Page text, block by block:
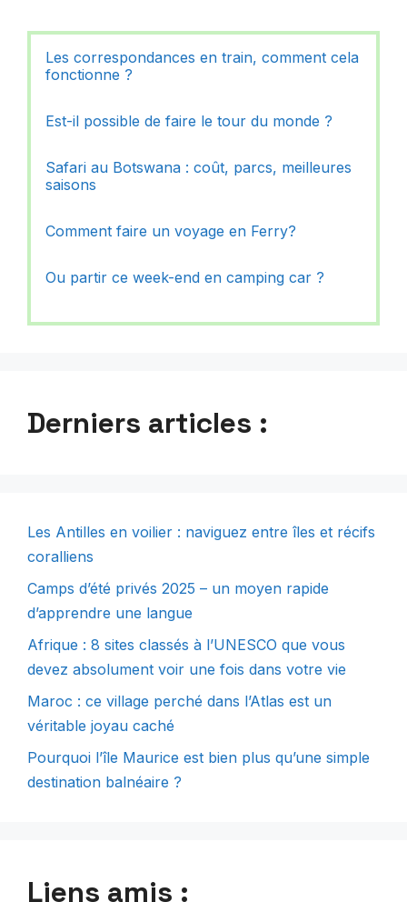
Les correspondances en train, comment cela
fonctionne ?
Est-il possible de faire le tour du monde ?
Safari au Botswana : coût, parcs, meilleures
saisons
Comment faire un voyage en Ferry?
Ou partir ce week-end en camping car ?
Derniers articles :
Les Antilles en voilier : naviguez entre îles et récifs
coralliens
Camps d’été privés 2025 – un moyen rapide
d’apprendre une langue
Afrique : 8 sites classés à l’UNESCO que vous
devez absolument voir une fois dans votre vie
Maroc : ce village perché dans l’Atlas est un
véritable joyau caché
Pourquoi l’île Maurice est bien plus qu’une simple
destination balnéaire ?
Liens amis :